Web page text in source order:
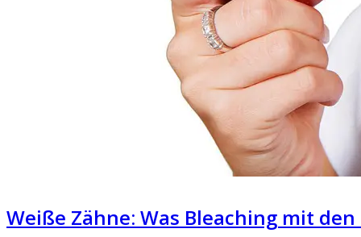
Weiße Zähne: Was Bleaching mit